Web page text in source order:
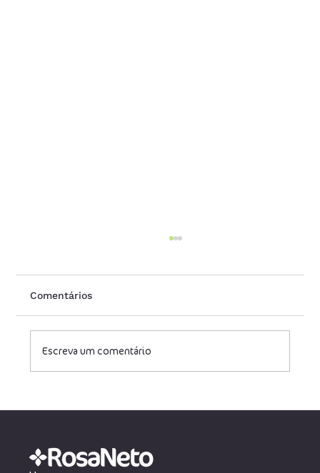
Comentários
Escreva um comentário